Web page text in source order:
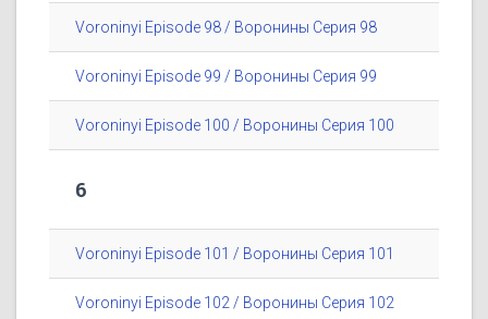
Voroninyi Episode 98 / Воронины Серия 98
Voroninyi Episode 99 / Воронины Серия 99
Voroninyi Episode 100 / Воронины Серия 100
6
Voroninyi Episode 101 / Воронины Серия 101
Voroninyi Episode 102 / Воронины Серия 102